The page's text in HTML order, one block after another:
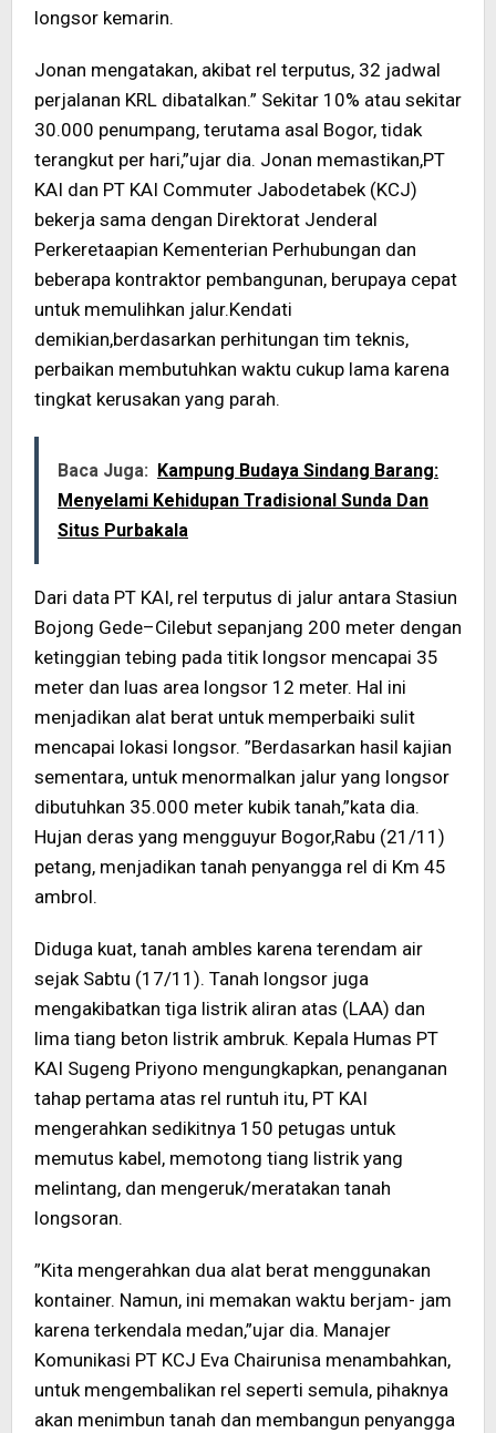
longsor kemarin.
Jonan mengatakan, akibat rel terputus, 32 jadwal
perjalanan KRL dibatalkan.” Sekitar 10% atau sekitar
30.000 penumpang, terutama asal Bogor, tidak
terangkut per hari,”ujar dia. Jonan memastikan,PT
KAI dan PT KAI Commuter Jabodetabek (KCJ)
bekerja sama dengan Direktorat Jenderal
Perkeretaapian Kementerian Perhubungan dan
beberapa kontraktor pembangunan, berupaya cepat
untuk memulihkan jalur.Kendati
demikian,berdasarkan perhitungan tim teknis,
perbaikan membutuhkan waktu cukup lama karena
tingkat kerusakan yang parah.
Baca Juga: Kampung Budaya Sindang Barang:
Menyelami Kehidupan Tradisional Sunda Dan
Situs Purbakala
Dari data PT KAI, rel terputus di jalur antara Stasiun
Bojong Gede–Cilebut sepanjang 200 meter dengan
ketinggian tebing pada titik longsor mencapai 35
meter dan luas area longsor 12 meter. Hal ini
menjadikan alat berat untuk memperbaiki sulit
mencapai lokasi longsor. ”Berdasarkan hasil kajian
sementara, untuk menormalkan jalur yang longsor
dibutuhkan 35.000 meter kubik tanah,”kata dia.
Hujan deras yang mengguyur Bogor,Rabu (21/11)
petang, menjadikan tanah penyangga rel di Km 45
ambrol.
Diduga kuat, tanah ambles karena terendam air
sejak Sabtu (17/11). Tanah longsor juga
mengakibatkan tiga listrik aliran atas (LAA) dan
lima tiang beton listrik ambruk. Kepala Humas PT
KAI Sugeng Priyono mengungkapkan, penanganan
tahap pertama atas rel runtuh itu, PT KAI
mengerahkan sedikitnya 150 petugas untuk
memutus kabel, memotong tiang listrik yang
melintang, dan mengeruk/meratakan tanah
longsoran.
”Kita mengerahkan dua alat berat menggunakan
kontainer. Namun, ini memakan waktu berjam- jam
karena terkendala medan,”ujar dia. Manajer
Komunikasi PT KCJ Eva Chairunisa menambahkan,
untuk mengembalikan rel seperti semula, pihaknya
akan menimbun tanah dan membangun penyangga